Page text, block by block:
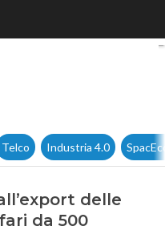
mette le ali
Telco Industria 4.0
delle
da 500